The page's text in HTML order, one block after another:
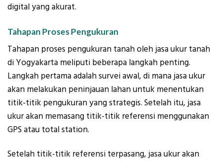
digital yang akurat.
Tahapan Proses Pengukuran
Tahapan proses pengukuran tanah oleh jasa ukur tanah
di Yogyakarta meliputi beberapa langkah penting.
Langkah pertama adalah survei awal, di mana jasa ukur
akan melakukan peninjauan lahan untuk menentukan
titik-titik pengukuran yang strategis. Setelah itu, jasa
ukur akan memasang titik-titik referensi menggunakan
GPS atau total station.
Setelah titik-titik referensi terpasang, jasa ukur akan